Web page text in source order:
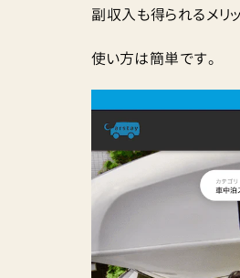
副収入も得られるメリ
使い方は簡単です。